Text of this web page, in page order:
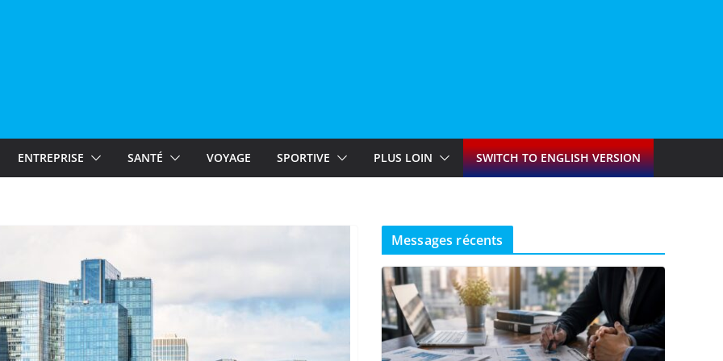
ENTREPRISE SANTÉ VOYAGE SPORTIVE PLUS LOIN SWITCH TO ENGLISH VERSION
Messages récents